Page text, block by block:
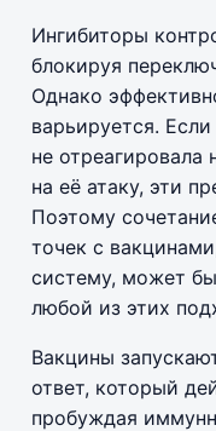
Ингибиторы
блокируя
Однако
варьируется.
не отреагировала
на её атаку, эти
Поэтому
точек с
систему, может
любой из этих
Вакцины
ответ, который
пробуждая